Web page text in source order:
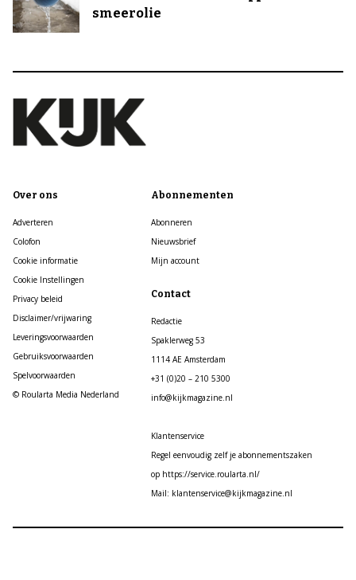
smeerolie
Over ons
Adverteren
Colofon
Cookie informatie
Cookie Instellingen
Privacy beleid
Disclaimer/vrijwaring
Leveringsvoorwaarden
Gebruiksvoorwaarden
Spelvoorwaarden
© Roularta Media Nederland
Abonnementen
Abonneren
Nieuwsbrief
Mijn account
Contact
Redactie
Spaklerweg 53
1114 AE Amsterdam
+31 (0)20 – 210 5300
info@kijkmagazine.nl
Klantenservice
Regel eenvoudig zelf je abonnementszaken
op https://service.roularta.nl/
Mail: klantenservice@kijkmagazine.nl